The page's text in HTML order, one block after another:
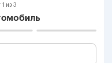
1 из 3